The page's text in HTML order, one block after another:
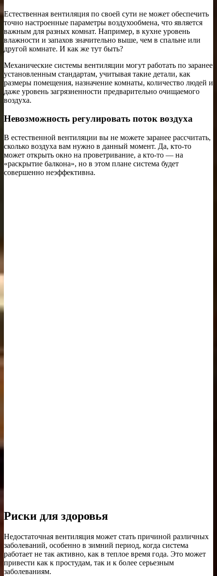
Естественная вентиляция по своей сути не может обеспечить
точно настроенные параметры воздухообмена, что является
важным для разных комнат. Например, в кухне уровень
влажности и запахов значительно выше, чем в спальне или
другой комнате. И как же тут быть?
Механические системы вентиляции могут работать по заранее
установленным стандартам, учитывая такие детали, как
размеры помещения, назначение комнаты, количество людей и
даже уровень загрязненности предварительно очищаемого
воздуха.
Невозможность регулировать поток воздуха
В естественной вентиляции вы не можете заранее рассчитать,
сколько воздуха вам нужно в данный момент. Да, кто-то
может открыть окно на проветривание, а кто-то — на
«раскрытие балкона», но в этом плане система будет
совершенно неэффективна.
Риски для здоровья
Недостаточная вентиляция может стать причиной различных
заболеваний, особенно в зимний период, когда система
работает не так активно, как в теплое время года. Это может
привести как к простудам, так и к более серьезным
заболеваниям.